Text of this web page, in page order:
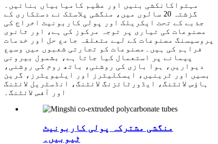
مہتواکانکشی بنیں اور عظیم کامیابیاں بنائیں۔
گزشتہ 20 سالوں میں، منگشی پلاسٹک نے دستکاری کے
جذبے کے تحت ایکریلک اور پولی کاربونیٹ اخراج کی
مصنوعات کی تیاری پر توجہ مرکوز کی ہے، اور ثانوی
پروسیسنگ مصنوعات کے لیے متعلقہ جامع حل اور خدمات
فراہم کی ہیں۔مصنوعات کو تجارتی شعبوں میں وسیع
پیمانے پر استعمال کیا جاتا ہے، بشمول بیرونی
دیواریں، ہوا بازی کی روشنی، باتھ روم کی روشنی،
بسیں اور ٹرینیں، ایسکلیٹرز اور ایلیویٹرز، گرین
ہاؤس لائٹنگ، ایڈورٹائزنگ لائٹنگ، انڈسٹریل لائٹنگ
اور آفس لائٹنگ۔
منگشی مشترکہ پولی کاربونیٹ
ٹیوبیں۔